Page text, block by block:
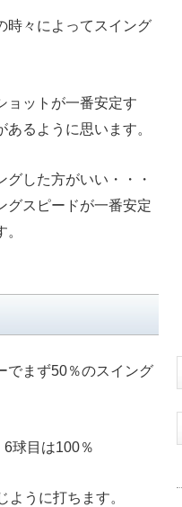
時々によってスイング
ョットが一番安定す
るように思います。
した方がいい・・・
グスピードが一番安定
でまず50％のスイング
球目は100％
ように打ちます。